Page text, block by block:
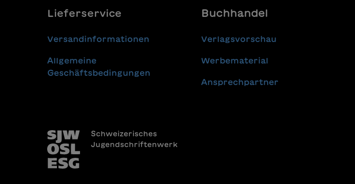
Lieferservice
Versandinformationen
Allgemeine
Geschäftsbedingungen
Buchhandel
Verlagsvorschau
Werbematerial
Ansprechpartner
Schweizerisches
Jugendschriftenwerk